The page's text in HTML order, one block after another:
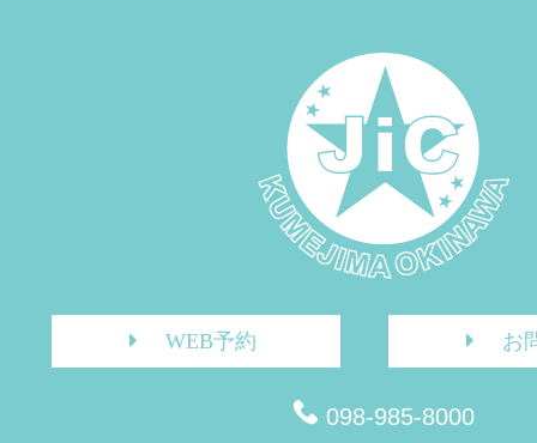
WEB予約 お
098-985-8000